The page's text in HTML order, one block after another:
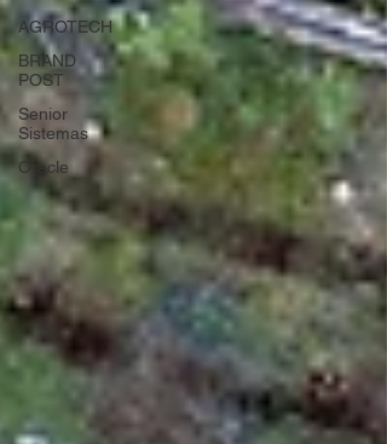
AGROTECH
BRAND
POST
Senior
Sistemas
Oracle